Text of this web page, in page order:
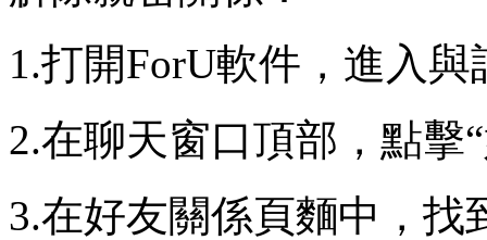
1.打開ForU軟件，進入
2.在聊天窗口頂部，點擊
3.在好友關係頁麵中，